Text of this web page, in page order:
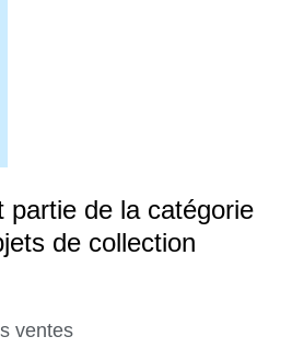
partie de la catégorie
de collection
ventes